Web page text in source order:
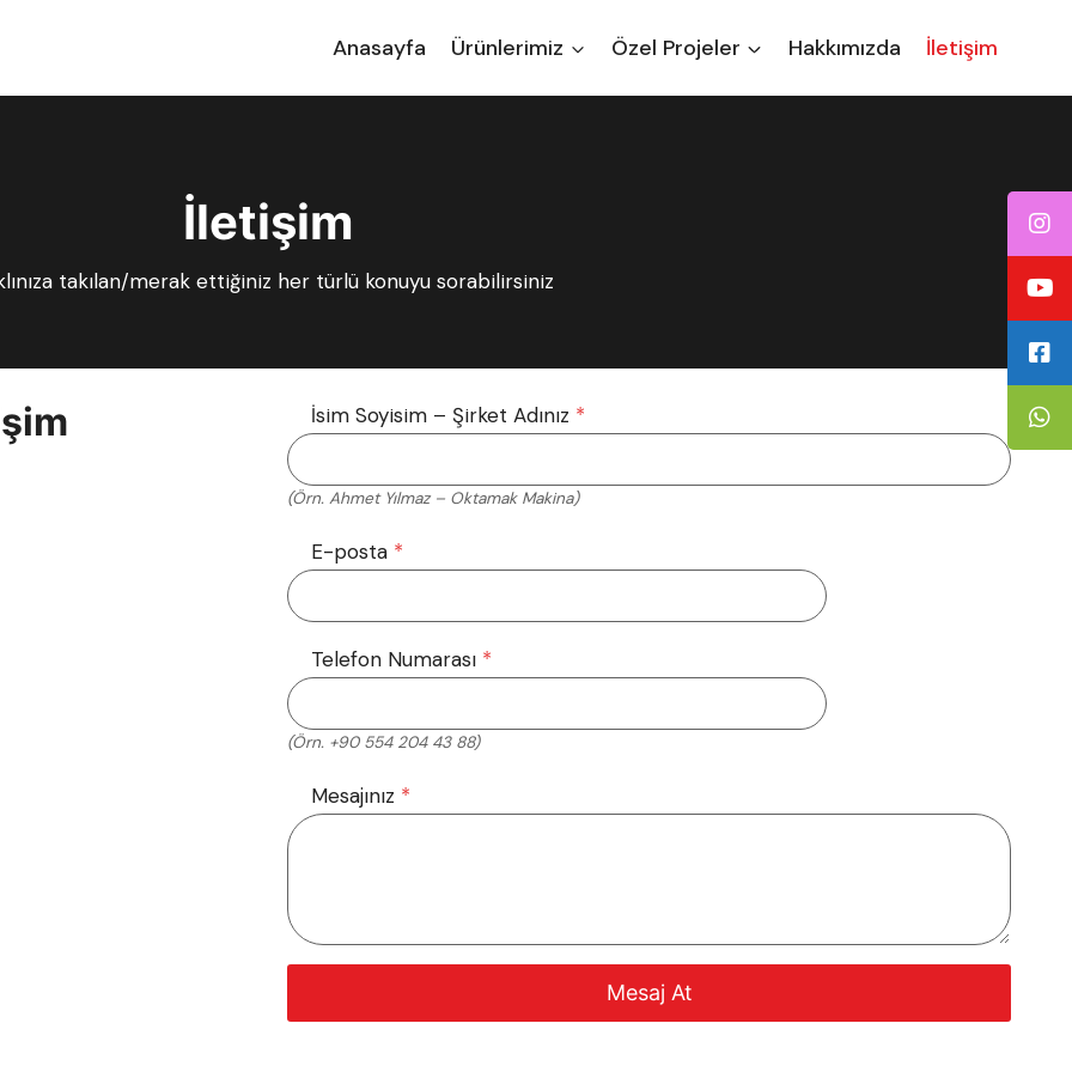
Anasayfa Ürünlerimiz Özel Projeler Hakkımızda İletişim
İletişim
takılan/merak ettiğiniz her türlü konuyu sorabilirsiniz
İsim Soyisim – Şirket Adınız *
(Örn. Ahmet Yılmaz – Oktamak Makina)
E-posta *
Telefon Numarası *
(Örn. +90 554 204 43 88)
Mesajınız *
Mesaj At